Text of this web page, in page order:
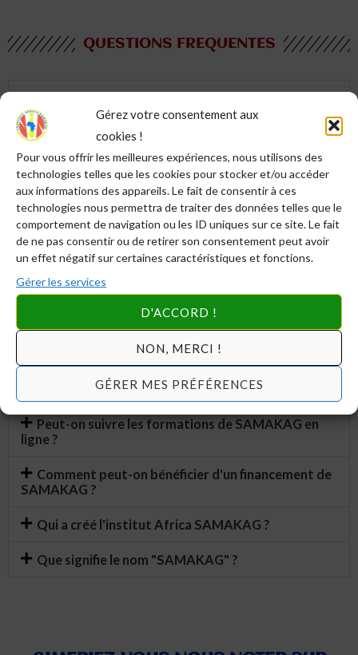
Gérez votre consentement aux
cookies !
Pour vous offrir les meilleures expériences, nous utilisons des
technologies telles que les cookies pour stocker et/ou accéder
aux informations des appareils. Le fait de consentir à ces
technologies nous permettra de traiter des données telles que le
comportement de navigation ou les ID uniques sur ce site. Le fait
de ne pas consentir ou de retirer son consentement peut avoir
un effet négatif sur certaines caractéristiques et fonctions.
Gérer les services
D'ACCORD !
NON, MERCI !
GÉRER MES PRÉFÉRENCES
QUESTIONS FREQUENTES
cursus post-BAC ?
SAMAKAG est un jeune institut qui ne donne, pour l’heure,
que des compléments de formation de haute qualité, très
pratiques et très efficaces certes, d’après le témoignage
unanime des participants depuis 2019, mais cela nécessite
que le participant ait une formation de base ou une
compétence (=graine) que nous l’aiderons à pleinement
exploiter pour produire « sa forêt » à travers le complément
cas de recherche d'emploi ?
Peut-on suivre les formations de SAMAKAG en
ligne ?
Comment peut-on bénéficier d'un financement de
SAMAKAG ?
Qui a créé l'institut Africa SAMAKAG ?
Que signifie le nom "SAMAKAG" ?